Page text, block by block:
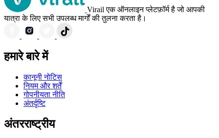
Virail एक ऑनलाइन प्लेटफ़ॉर्म है जो आपकी
यात्रा के लिए सभी उपलब्ध मार्गों की तुलना करता है।
हमारे बारे में
कानूनी नोटिस
नियम और शर्तें
गोपनीयता नीति
अंतर्दृष्टि
अंतरराष्ट्रीय